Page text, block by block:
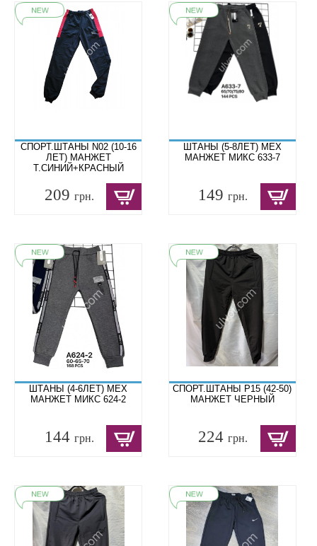
СПОРТ.ШТАНЫ N02 (10-16
ЛЕТ) МАНЖЕТ
Т.СИНИЙ+КРАСНЫЙ
209 грн.
ШТАНЫ (5-8ЛЕТ) МЕХ
МАНЖЕТ МИКС 633-7
149грн.
ШТАНЫ (4-6ЛЕТ) МЕХ
МАНЖЕТ МИКС 624-2
144 грн.
СПОРТ.ШТАНЫ P15 (42-50)
МАНЖЕТ ЧЕРНЫЙ
224грн.